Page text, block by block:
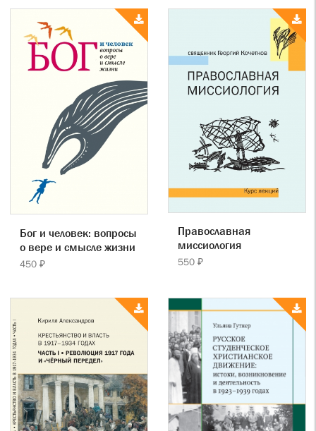
Бог и человек: вопросы
о вере и смысле жизни
450 ₽
Православная
миссиология
550 ₽